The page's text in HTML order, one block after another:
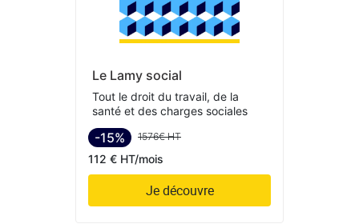
Le Lamy social
Tout le droit du travail, de la
santé et des charges sociales
-15% 1576€ HT
112 € HT/mois
Je découvre